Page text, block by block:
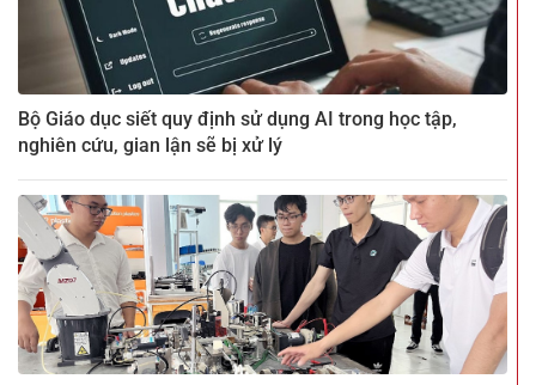
Bộ Giáo dục siết quy định sử dụng AI trong học tập,
nghiên cứu, gian lận sẽ bị xử lý